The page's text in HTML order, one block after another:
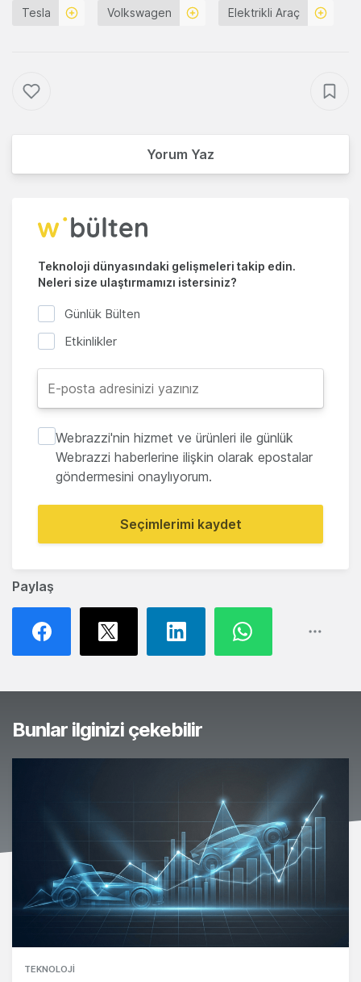
Paylaş
Tesla Volkswagen Elektrikli Araç
Yorum Yaz
Teknoloji dünyasındaki gelişmeleri takip edin.
Neleri size ulaştırmamızı istersiniz?
Günlük Bülten
Etkinlikler
Webrazzi'nin hizmet ve ürünleri ile günlük
Webrazzi haberlerine ilişkin olarak epostalar
göndermesini onaylıyorum.
Seçimlerimi kaydet
Bunlar ilginizi çekebilir
TEKNOLOJI